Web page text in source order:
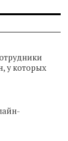
у которых